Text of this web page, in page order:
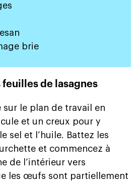
brie
feuilles de lasagnes
sur le plan de travail en
et un creux pour y
sel et l’huile. Battez les
et commencez à
de l’intérieur vers
les œufs sont partiellement